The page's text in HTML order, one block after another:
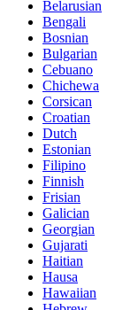
Belarusian
Bengali
Bosnian
Bulgarian
Cebuano
Chichewa
Corsican
Croatian
Dutch
Estonian
Filipino
Finnish
Frisian
Galician
Georgian
Gujarati
Haitian
Hausa
Hawaiian